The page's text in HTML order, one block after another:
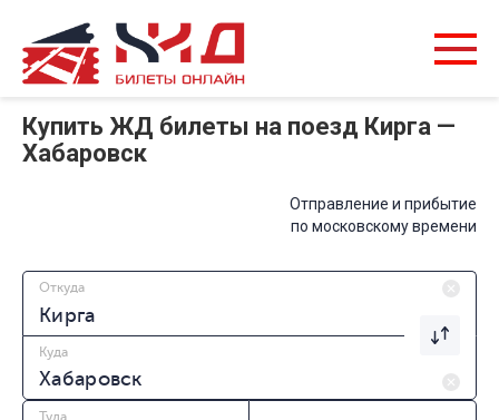
Купить ЖД билеты на поезд Кирга —
Хабаровск
Отправление и прибытие
по московскому времени
Откуда
Куда